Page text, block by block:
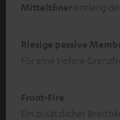
Mitteltöner entlang
Riesige passive
Für eine tiefere
Front-Fire
Ein zusätzlicher